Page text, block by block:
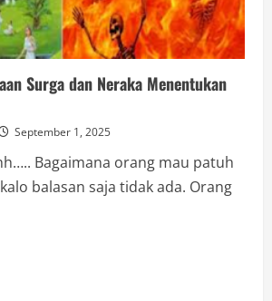
Surga dan Neraka Menentukan
September 1, 2025
Bagaimana orang mau patuh
balasan saja tidak ada. Orang